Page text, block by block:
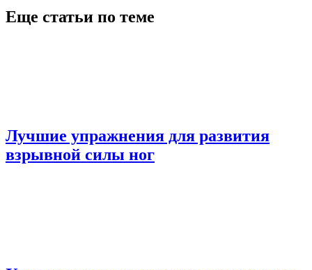
Еще статьи по теме
Лучшие упражнения для развития
взрывной силы ног